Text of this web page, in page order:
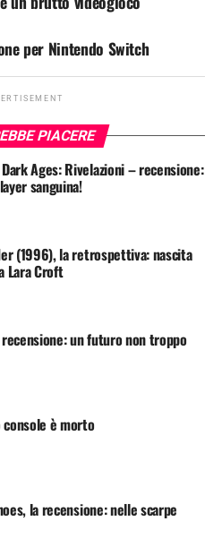
per Nintendo Switch
PIACERE
Ages: Rivelazioni – recensione:
sanguina!
(1996), la retrospettiva: nascita
Lara Croft
recensione: un futuro non troppo
è morto
la recensione: nelle scarpe